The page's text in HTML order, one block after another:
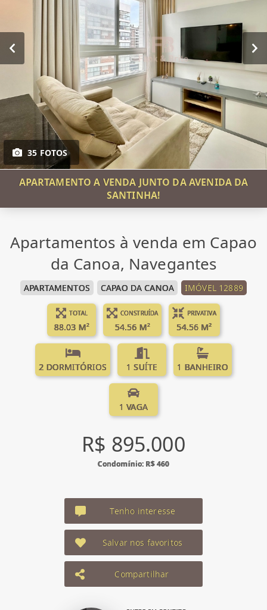
35 FOTOS
APARTAMENTO A VENDA JUNTO DA AVENIDA DA
SANTINHA!
Apartamentos à venda em Capao
da Canoa, Navegantes
APARTAMENTOS CAPAO DA CANOA IMÓVEL 12889
TOTAL
88.03 M²
CONSTRUÍDA
54.56 M²
PRIVATIVA
54.56 M²
2 DORMITÓRIOS 1 SUÍTE 1 BANHEIRO
1 VAGA
R$ 895.000
Condomínio: R$ 460
Tenho interesse
Salvar nos favoritos
Compartilhar